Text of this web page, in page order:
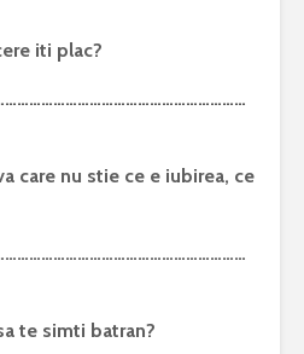
iti plac?
care nu stie ce e iubirea, ce
te simti batran?